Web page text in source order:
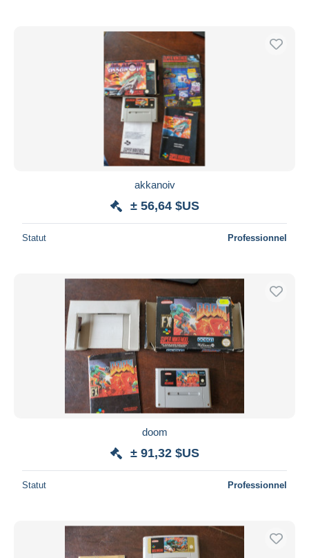
akkanoiv
± 56,64 $US
Statut Professionnel
doom
± 91,32 $US
Statut Professionnel